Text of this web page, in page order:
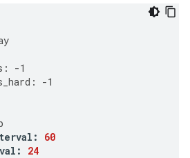
: -1
: -1
:
60
: 24